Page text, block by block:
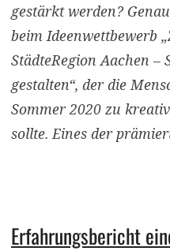
gestärkt werden?
beim Ideenwettbewerb
StädteRegion Aachen –
gestalten“, der die
Sommer 2020 zu
sollte. Eines der
Erfahrungsbericht